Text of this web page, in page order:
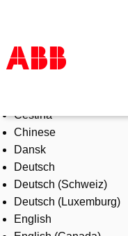
Products & Solutions
Industries
Services
About us
Where to buy
Contact us
Careers
Čeština
Chinese
Dansk
Deutsch
Deutsch (Schweiz)
Deutsch (Luxemburg)
English